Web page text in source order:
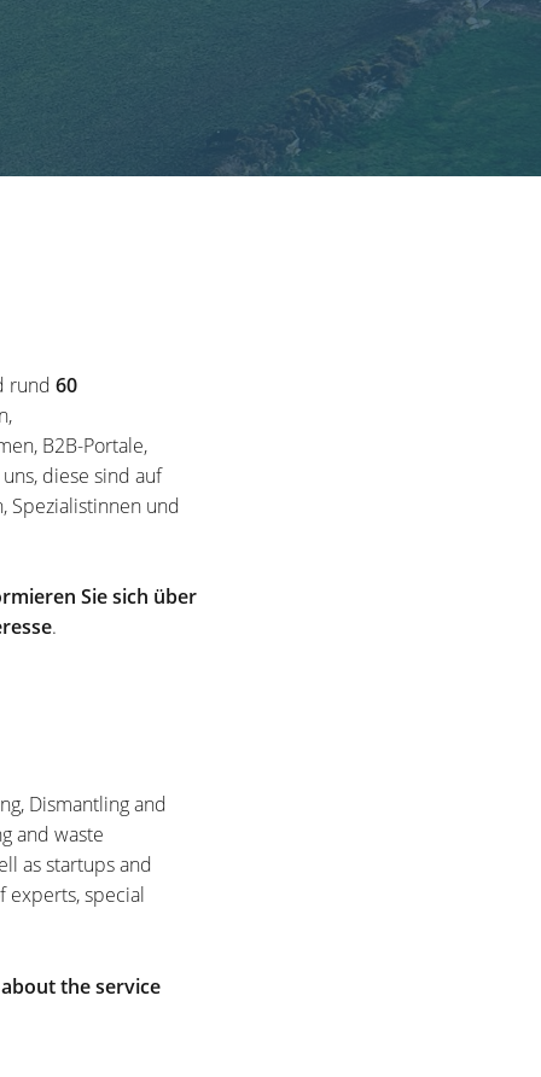
rund 60
B2B-Portale,
diese sind auf
Spezialistinnen und
Sie sich über
.
Dismantling and
and waste
as startups and
experts, special
the service